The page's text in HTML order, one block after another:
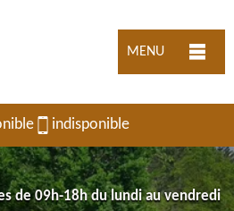
MENU
indisponible
de 09h-18h du lundi au vendredi